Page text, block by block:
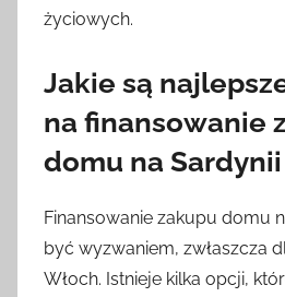
życiowych.
Jakie są
na finansowanie
domu na Sardynii
Finansowanie zakupu domu
być wyzwaniem, zwłaszcza
Włoch. Istnieje kilka opcji,